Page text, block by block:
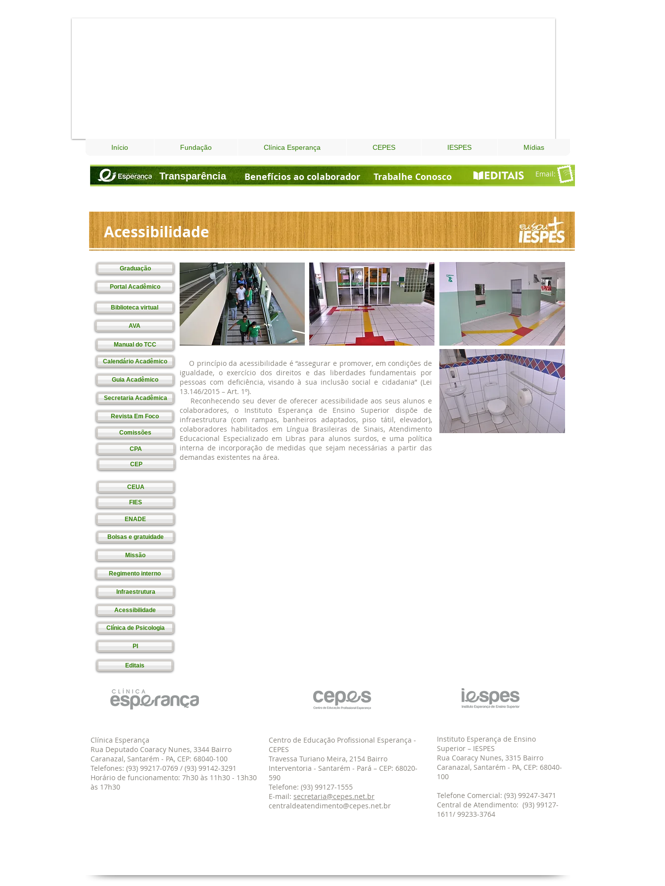
Início Fundação Clínica Esperança CEPES IESPES Mídias
Email:
Transparência Benefícios ao colaborador Trabalhe Conosco
Acessibilidade
Graduação
Portal Acadêmico
Biblioteca virtual
AVA
Manual do TCC
Calendário Acadêmico
Guia Acadêmico
Secretaria Acadêmica
Revista Em Foco
Comissões
CPA
CEP
O princípio da acessibilidade é “assegurar e promover, em condições de
igualdade, o exercício dos direitos e das liberdades fundamentais por
pessoas com deficiência, visando à sua inclusão social e cidadania” (Lei
13.146/2015 – Art. 1º).
Reconhecendo seu dever de oferecer acessibilidade aos seus alunos e
colaboradores, o Instituto Esperança de Ensino Superior dispõe de
infraestrutura (com rampas, banheiros adaptados, piso tátil, elevador),
colaboradores habilitados em Língua Brasileiras de Sinais, Atendimento
Educacional Especializado em Libras para alunos surdos, e uma política
interna de incorporação de medidas que sejam necessárias a partir das
demandas existentes na área.
CEUA
FIES
ENADE
Bolsas e gratuidade
Missão
Regimento interno
Infraestrutura
Acessibilidade
Clínica de Psicologia
PI
Editais
Clínica Esperança
Rua Deputado Coaracy Nunes, 3344 Bairro
Caranazal, Santarém - PA, CEP: 68040-100
Telefones: (93) 99217-0769 / (93) 99142-3291
Horário de funcionamento: 7h30 às 11h30 - 13h30
às 17h30
Centro de Educação Profissional Esperança -
CEPES
Travessa Turiano Meira, 2154 Bairro
Interventoria - Santarém - Pará – CEP: 68020-
590
Telefone: (93) 99127-1555
E-mail: secretaria@cepes.net.br
centraldeatendimento@cepes.net.br
Instituto Esperança de Ensino
Superior – IESPES
Rua Coaracy Nunes, 3315 Bairro
Caranazal, Santarém - PA, CEP: 68040-
100
Telefone Comercial: (93) 99247-3471
Central de Atendimento: (93) 99127-
1611/ 99233-3764